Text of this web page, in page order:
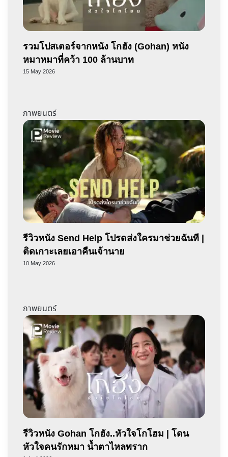
รวมโปสเตอร์จากหนัง​ โกฮัง (Gohan) หนัง
หมาหมาที่คว้า 100 ล้านบาท
15 May 2026
ภาพยนตร์
รีวิวหนัง Send Help โปรดส่งใครมาช่วยฉันที |
ติดเกาะเลยเอาคืนเจ้านาย
10 May 2026
ภาพยนตร์
รีวิวหนัง Gohan โกฮัง..หัวใจโกโฮม | โดน
หัวใจคนรักหมา น้ำตาไหลพราก